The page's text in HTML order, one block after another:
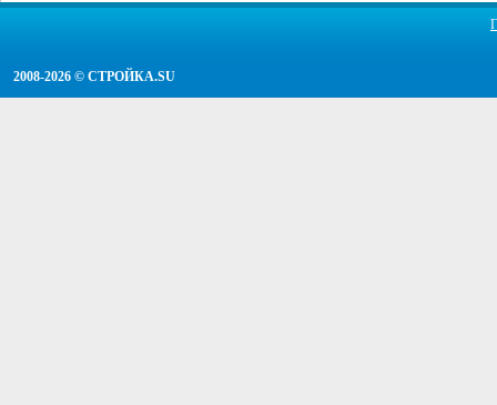
2008-2026 © СТРОЙКА.SU